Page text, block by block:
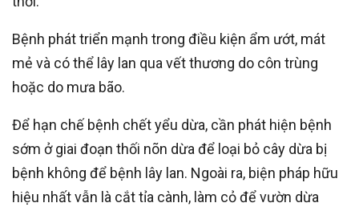
Bệnh phát triển mạnh trong điều kiện ẩm ướt, mát
mẻ và có thể lây lan qua vết thương do côn trùng
hoặc do mưa bão.
Để hạn chế bệnh chết yểu dừa, cần phát hiện bệnh
sớm ở giai đoạn thối nõn dừa để loại bỏ cây dừa bị
bệnh không để bệnh lây lan. Ngoài ra, biện pháp hữu
hiệu nhất vẫn là cắt tỉa cành, làm cỏ để vườn dừa